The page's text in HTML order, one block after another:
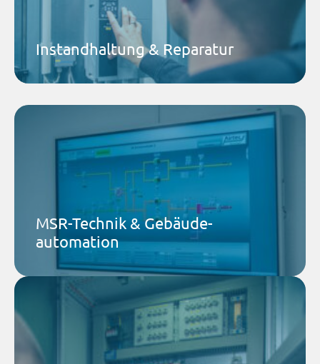
Instandhaltung & Reparatur
und mit Originalteilen.
Mehr dazu
MSR-Technik & Gebäude-
automation
Airtec Service GmbH
Als zertifizierte Systempartner der DEOS AG planen
und optimieren wir MSR-Technik für eine effiziente
Gebäudesteuerung.
Mehr dazu
Airtec Service GmbH
Betreiberpflicht und Kostensenkung: Normgerechte
energetische Inspektion Ihrer Anlage deckt